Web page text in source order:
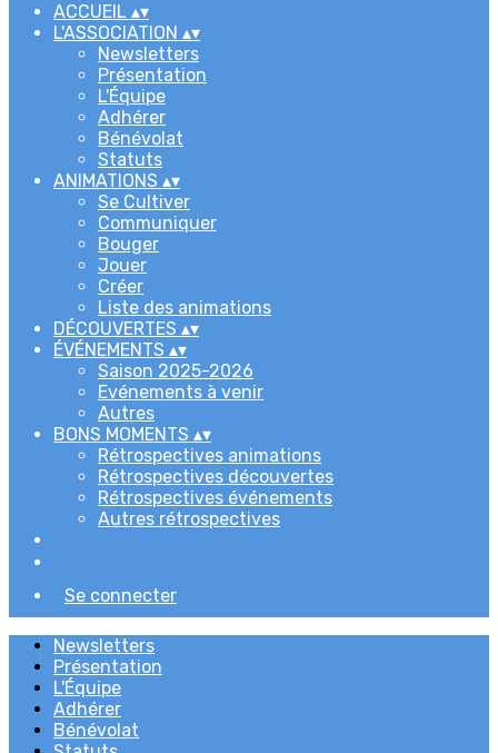
ACCUEIL ▴▾
L'ASSOCIATION ▴▾
Newsletters
Présentation
L'Équipe
Adhérer
Bénévolat
Statuts
ANIMATIONS ▴▾
Se Cultiver
Communiquer
Bouger
Jouer
Créer
Liste des animations
DÉCOUVERTES ▴▾
ÉVÉNEMENTS ▴▾
Saison 2025-2026
Evénements à venir
Autres
BONS MOMENTS ▴▾
Rétrospectives animations
Rétrospectives découvertes
Rétrospectives événements
Autres rétrospectives
Se connecter
Newsletters
Présentation
L'Équipe
Adhérer
Bénévolat